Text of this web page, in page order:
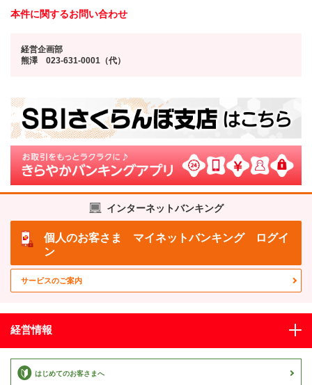
本件に関するお問い合わせ
経営企画部
熊澤 023-631-0001（代）
インターネットバンキング
個人のお客さま マイネットバンキング ログイ
ン
サービスのご案内
経営情報
はじめてのお客さまへ